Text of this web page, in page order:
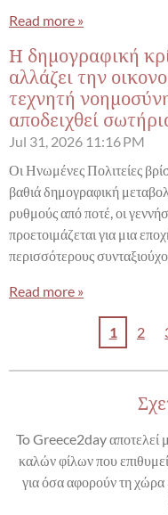
Read more »
Η δημογραφική
αλλάζει την
τεχνητή
αποδειχθεί
Jul 31, 2026 11:16 PM
Οι Ηνωμένες Πολιτείες
βαθιά δημογραφική
ρυθμούς από ποτέ, οι
προετοιμάζεται για μια
περισσότερους
Read more »
1 2
To Greece2day αποτελεί
καλών φίλων που
για όσα αφορούν τη χώρα